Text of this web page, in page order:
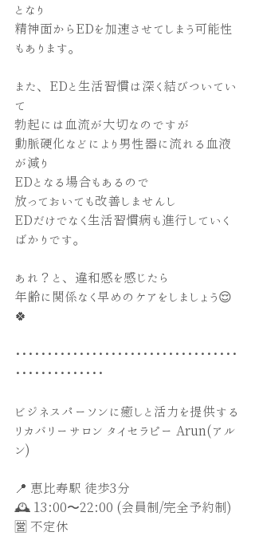
となり
精神面からEDを加速させてしまう可能性
もあります。
また、EDと生活習慣は深く結びついてい
て
勃起には血流が大切なのですが
動脈硬化などにより男性器に流れる血液
が減り
EDとなる場合もあるので
放っておいても改善しませんし
EDだけでなく生活習慣病も進行していく
ばかりです。
あれ？と、違和感を感じたら
年齢に関係なく早めのケアをしましょう😌
🍀
･･･････････････････････････････････
･･････････････
ビジネスパーソンに癒しと活力を提供する
リカバリーサロン タイセラピー Arun(アル
ン)
📍 恵比寿駅 徒歩3分
🕰 13:00〜22:00 (会員制/完全予約制)
🈺 不定休